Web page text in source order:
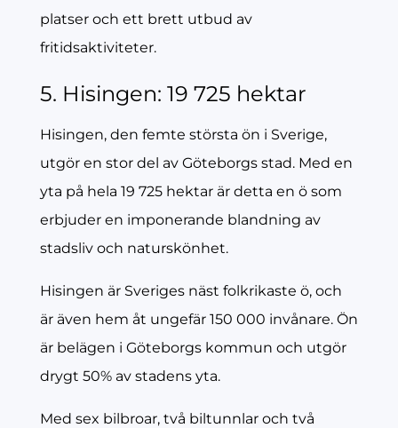
platser och ett brett utbud av
fritidsaktiviteter.
5. Hisingen: 19 725 hektar
Hisingen, den femte största ön i Sverige,
utgör en stor del av Göteborgs stad. Med en
yta på hela 19 725 hektar är detta en ö som
erbjuder en imponerande blandning av
stadsliv och naturskönhet.
Hisingen är Sveriges näst folkrikaste ö, och
är även hem åt ungefär 150 000 invånare. Ön
är belägen i Göteborgs kommun och utgör
drygt 50% av stadens yta.
Med sex bilbroar, två biltunnlar och två